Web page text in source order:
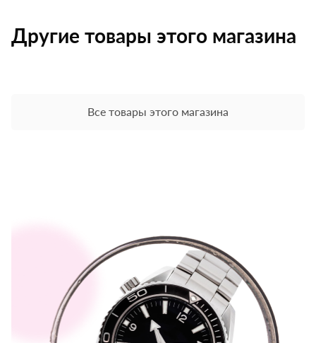
Другие товары этого магазина
Все товары этого магазина